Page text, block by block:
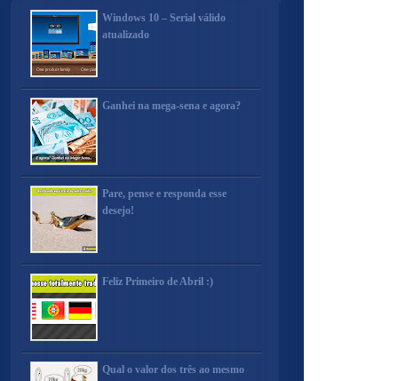
Windows 10 – Serial válido
atualizado
Ganhei na mega-sena e agora?
Pare, pense e responda esse
desejo!
Feliz Primeiro de Abril :)
Qual o valor dos três ao mesmo